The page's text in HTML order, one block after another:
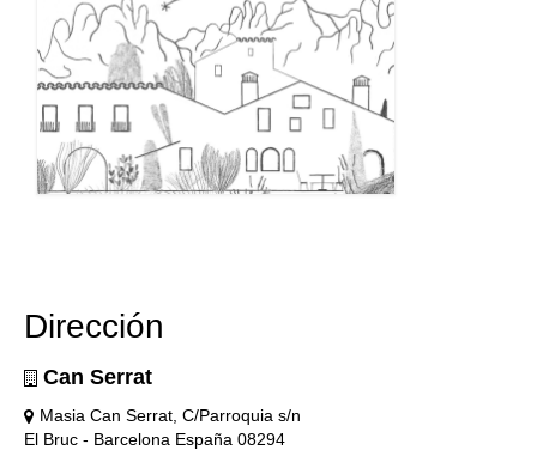
Dirección
Can Serrat
Masia Can Serrat, C/Parroquia s/n
El Bruc - Barcelona España 08294